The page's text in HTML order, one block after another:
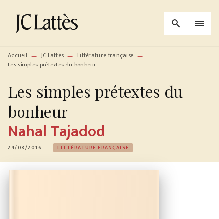
MENU RECHERCHE
PIED DE PAGE
search menu
Accueil — JC Lattès — Littérature française —
Les simples prétextes du bonheur
Les simples prétextes du
bonheur
Nahal Tajadod
24/08/2016 LITTÉRATURE FRANÇAISE